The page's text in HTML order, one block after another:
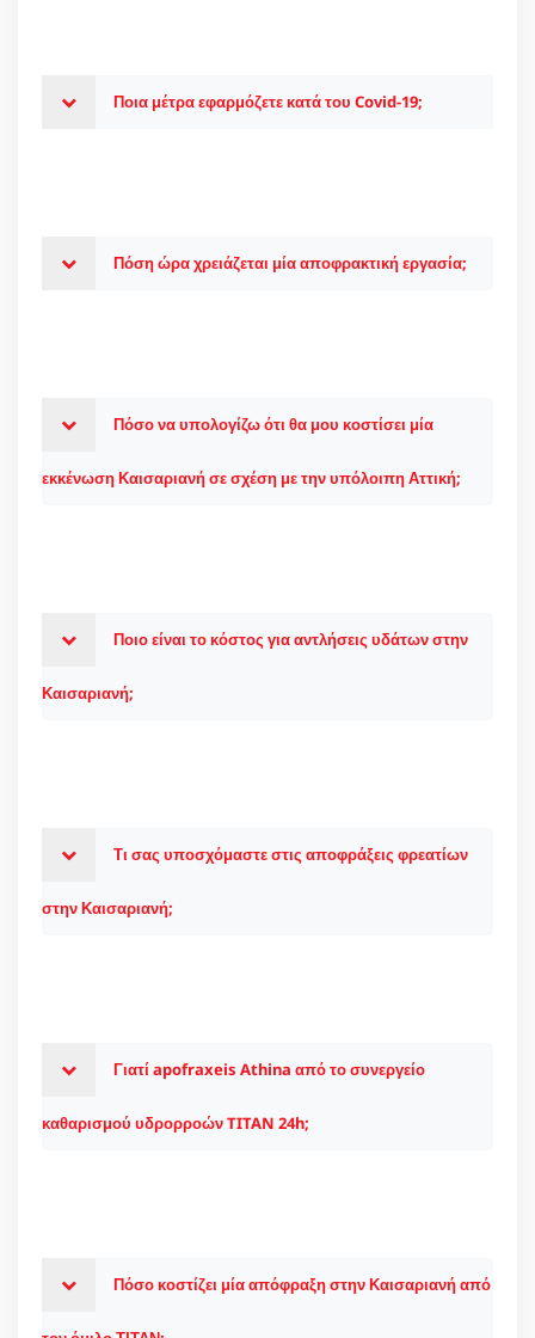
Ποια μέτρα εφαρμόζετε κατά του Covid-19;
Πόση ώρα χρειάζεται μία αποφρακτική εργασία;
Πόσο να υπολογίζω ότι θα μου κοστίσει μία
εκκένωση Καισαριανή σε σχέση με την υπόλοιπη Αττική;
Ποιο είναι το κόστος για αντλήσεις υδάτων στην
Καισαριανή;
Τι σας υποσχόμαστε στις αποφράξεις φρεατίων
στην Καισαριανή;
Γιατί apofraxeis Athina από το συνεργείο
καθαρισμού υδρορροών TITAN 24h;
Πόσο κοστίζει μία απόφραξη στην Καισαριανή από